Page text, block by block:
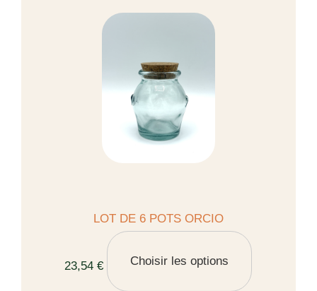
LOT DE 6 POTS ORCIO
23,54 € Choisir les options